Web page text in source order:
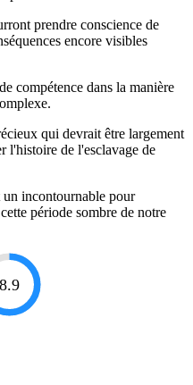
prendre conscience de
encore visibles
compétence dans la manière
qui devrait être largement
l'histoire de l'esclavage de
un incontournable pour
période sombre de notre
8.9